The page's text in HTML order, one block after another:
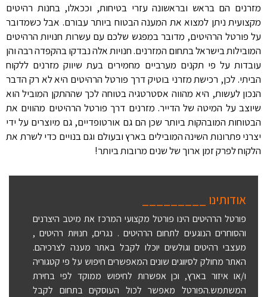
מזרנים הם בראש ובראשונה עזרי בטיחות, וככאלו, בחנות רהיטים
מקצועית ניתן למצוא את המענה הבטוח ביותר עבורם. אבל כשמדובר
על פורטל הרהיטים, מדובר במפגש שלכם עם עשרות חנויות הרהיטים
המובילות בישראל בתחום המזרנים. חנויות אלה נבדקו בהקפדה רבה והן
עובדות על פי תקנים מערביים מחמירים בעת שיווק מזרנים ללקוח
הביתי. לכן, רכישת מזרני בוטיק דרך פורטל הרהיטים היא לא רק הדבר
הנכון לעשות, היא מהווה אסטרטגיה בטוחה לכך שההתקן המוביל הוא
שיוצב על המיטה של הדייר. מזרנים דרך פורטל הרהיטים מהווים את
הבטוחות המובהקות ביותר שכן הם גם אורטופדיים, גם מיוצרים על ידי
יצרני פתרונות השינה המובילים בארץ ובעולם וגם בנויים כדי לשרת את
הלקוח לפרק זמן ארוך של שנים מרובות ביותר!
אודותינו _________
פורטל הרהיטים הינו פורטל מקצועי המרכז את מיטב היצרנים
והסוחרים הנוגעים לתחום הרהיטים . נגרים, חנויות רהיטים ,
מעצבי רהיטים וגולשים יוכלו לקבל באתר מענה לצרכיהם.
האתר מחולק לסיווגים שונים המאפשרים חיפוש על פי קטגוריה
ו/או איזור בארץ, וכן אפשרות לחיפוש ממוקד לפי בחירת
המשתמש.הפורטל מאפשר לכול העוסקים בתחום לקבל